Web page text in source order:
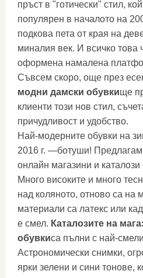
пръст в "готически" стил,
популярен в началото на
подкова пета от края на
миналия век. И всичко това
оформена намалена
Съвсем скоро, още през
модни дамски обувкище
клиенти този нов стил,
причудливост и удобство.
Най-модерните обувки на
2016 г. —ботуши!
онлайн магазини и
Много високите и много
над коляното, отново са на
материали са латекс или
е смел. Каталозите на
обувкиса пълни с най-
Астрономически снимки,
ярки зелени и сини тонове,